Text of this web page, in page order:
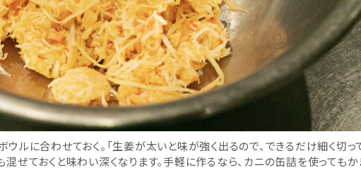
ルに合わせておく。「生姜が太いと味が強く出るので、できるだけ細く切っ
ぜておくと味わい深くなります。手軽に作るなら、カニの缶詰を使っても